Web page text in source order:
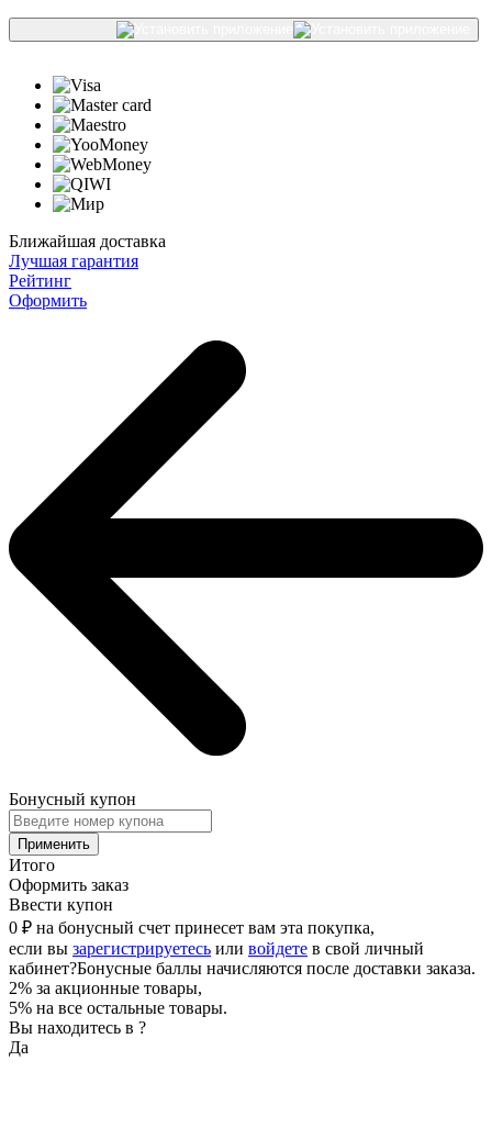
Ближайшая доставка
Лучшая гарантия
Рейтинг
Оформить
Бонусный купон
Применить
Итого
Оформить заказ
Ввести купон
0 ₽ на бонусный счет принесет вам эта покупка,
если вы зарегистрируетесь или войдете в свой личный
кабинет?Бонусные баллы начисляются после доставки заказа.
2% за акционные товары,
5% на все остальные товары.
Вы находитесь в ?
Да